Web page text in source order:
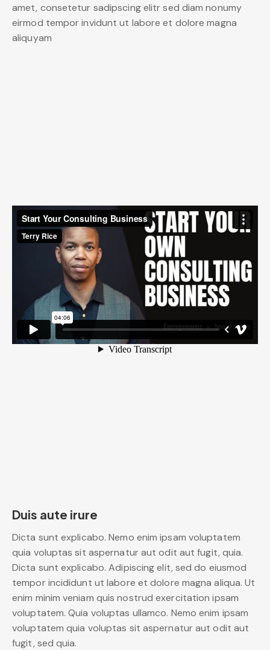
amet, consetetur sadipscing elitr sed diam nonumy
eirmod tempor invidunt ut labore et dolore magna
aliquyam
Duis aute irure
Dicta sunt explicabo. Nemo enim ipsam voluptatem
quia voluptas sit aspernatur aut odit aut fugit, quia.
Dicta sunt explicabo. Adipiscing elit, sed do eiusmod
tempor incididunt ut labore et dolore magna aliqua. Ut
enim minim veniam quis nostrud exercitation ipsam
voluptatem. Quia voluptas ullamco. Nemo enim ipsam
voluptatem quia voluptas sit aspernatur aut odit aut
fugit, sed quia.